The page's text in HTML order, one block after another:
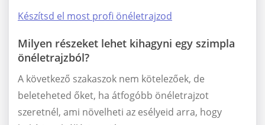
Készítsd el most profi önéletrajzod
Milyen részeket lehet kihagyni egy szimpla
önéletrajzból?
A következő szakaszok nem kötelezőek, de
beleteheted őket, ha átfogóbb önéletrajzot
szeretnél, ami növelheti az esélyeid arra, hogy